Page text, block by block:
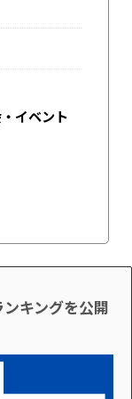
イベント
キングを公開